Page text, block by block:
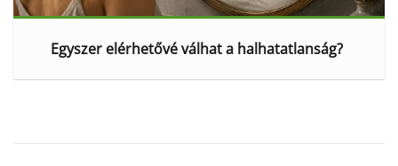
Egyszer elérhetővé válhat a halhatatlanság?